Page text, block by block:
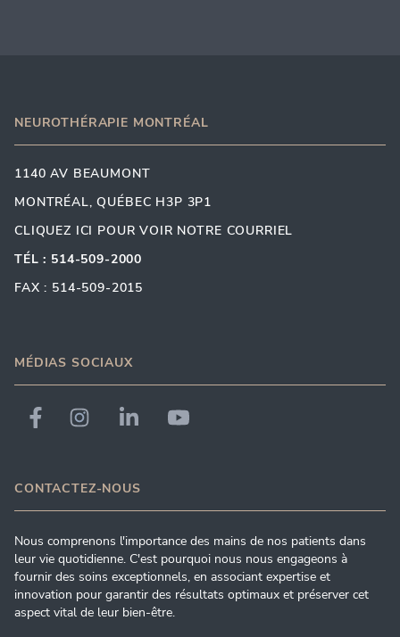
NEUROTHÉRAPIE MONTRÉAL
1140 AV BEAUMONT
MONTRÉAL, QUÉBEC H3P 3P1
CLIQUEZ ICI POUR VOIR NOTRE COURRIEL
TÉL : 514-509-2000
FAX : 514-509-2015
MÉDIAS SOCIAUX
CONTACTEZ-NOUS
Nous comprenons l'importance des mains de nos patients dans
leur vie quotidienne. C'est pourquoi nous nous engageons à
fournir des soins exceptionnels, en associant expertise et
innovation pour garantir des résultats optimaux et préserver cet
aspect vital de leur bien-être.